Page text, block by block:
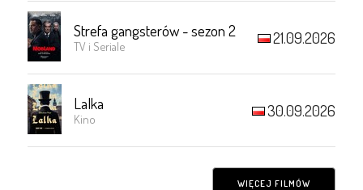
Strefa gangsterów - sezon 2
TV i Seriale 21.09.2026
Lalka
Kino 30.09.2026
WIĘCEJ FILMÓW